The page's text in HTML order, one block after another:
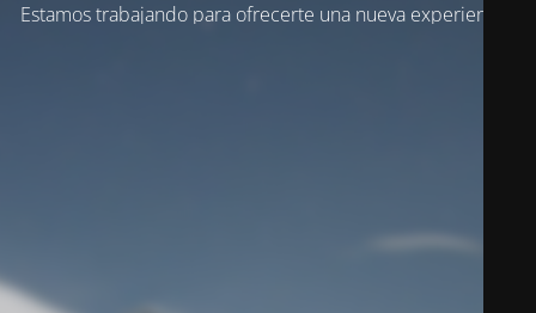
Estamos trabajando para ofrecerte una nueva experiencia.